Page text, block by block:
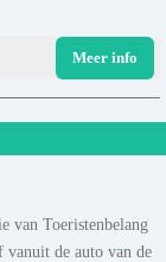
Meer info
van Toeristenbelang
de auto van de